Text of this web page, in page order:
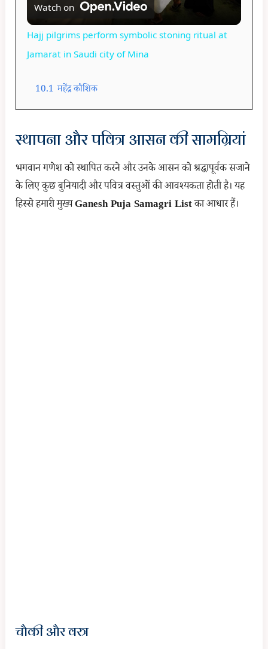
a
i
d
Watch on
Hajj pilgrims perform symbolic stoning ritual at
Jamarat in Saudi city of Mina
10.1 महेंद्र कौशिक
स्थापना और पवित्र आसन की सामग्रियां
भगवान गणेश को स्थापित करने और उनके आसन को श्रद्धापूर्वक सजाने
के लिए कुछ बुनियादी और पवित्र वस्तुओं की आवश्यकता होती है। यह
हिस्से हमारी मुख्यGanesh Puja Samagri Listका आधार हैं।
चौकी और वस्त्र